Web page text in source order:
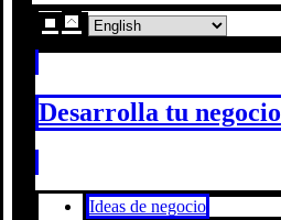
Desarrolla tu negocio
Ideas de negocio